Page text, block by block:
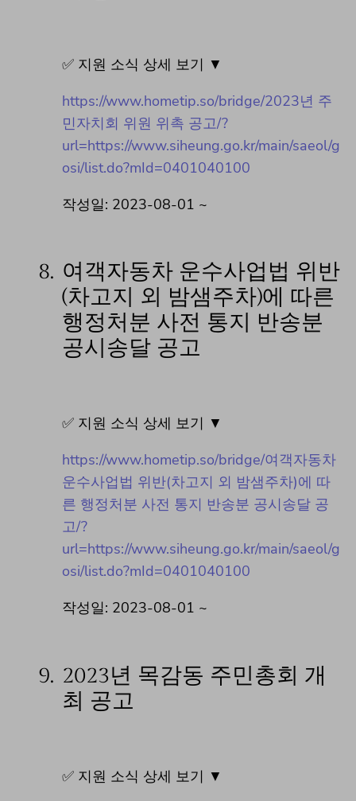
✅ 지원 소식 상세 보기 ▼
https://www.hometip.so/bridge/2023년 주
민자치회 위원 위촉 공고/?
url=https://www.siheung.go.kr/main/saeol/g
osi/list.do?mId=0401040100
작성일: 2023-08-01 ~
8. 여객자동차 운수사업법 위반
(차고지 외 밤샘주차)에 따른
행정처분 사전 통지 반송분
공시송달 공고
✅ 지원 소식 상세 보기 ▼
https://www.hometip.so/bridge/여객자동차
운수사업법 위반(차고지 외 밤샘주차)에 따
른 행정처분 사전 통지 반송분 공시송달 공
고/?
url=https://www.siheung.go.kr/main/saeol/g
osi/list.do?mId=0401040100
작성일: 2023-08-01 ~
9. 2023년 목감동 주민총회 개
최 공고
✅ 지원 소식 상세 보기 ▼